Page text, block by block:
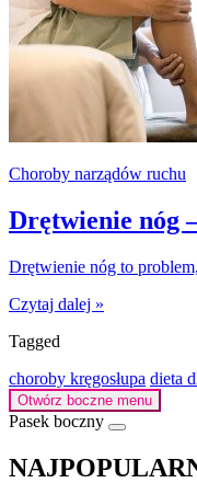
Choroby narządów ruchu
Drętwienie nóg
Drętwienie nóg to
Czytaj dalej »
Tagged
choroby kręgosłupa dieta
Otwórz boczne menu
Pasek boczny